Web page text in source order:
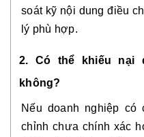
soát kỹ nội dung điều
lý phù hợp.
2. Có thể khiếu nại
không?
Nếu doanh nghiệp
chỉnh chưa chính xác